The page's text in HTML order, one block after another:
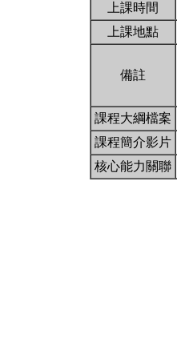
上課時間
上課地點
備註
課程大綱檔案
課程簡介影片
核心能力關聯